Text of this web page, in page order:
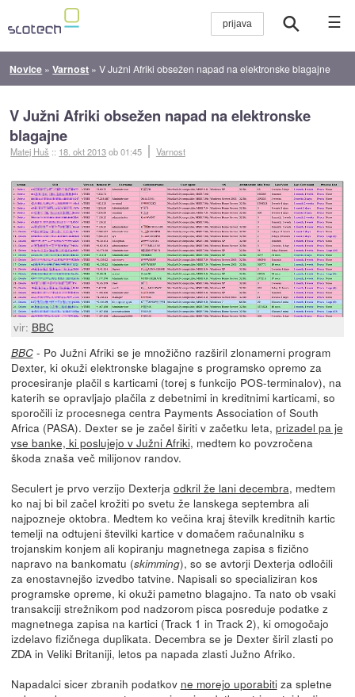
☰
Novice »Varnost »V Južni Afriki obsežen napad na elektronske blagajne
V Južni Afriki obsežen napad na elektronske
blagajne
Matej Huš :: 18. okt 2013ob 01:45 Varnost
vir: BBC
BBC- Po Južni Afriki se je množično razširil zlonamerni program
Dexter, ki okuži elektronske blagajne s programsko opremo za
procesiranje plačil s karticami (torej s funkcijo POS-terminalov), na
katerih se opravljajo plačila z debetnimi in kreditnimi karticami, so
sporočili iz procesnega centra Payments Association of South
Africa (PASA). Dexter se je začel širiti v začetku leta, prizadel pa je
vse banke, ki poslujejo v Južni Afriki, medtem ko povzročena
škoda znaša več milijonov randov.
Seculert je prvo verzijo Dexterja odkril že lani decembra, medtem
ko naj bi bil začel krožiti po svetu že lanskega septembra ali
najpozneje oktobra. Medtem ko večina kraj številk kreditnih kartic
temelji na odtujeni številki kartice v domačem računalniku s
trojanskim konjem ali kopiranju magnetnega zapisa s fizično
napravo na bankomatu (skimming), so se avtorji Dexterja odločili
za enostavnejšo izvedbo tatvine. Napisali so specializiran kos
programske opreme, ki okuži pametno blagajno. Ta nato ob vsaki
transakciji strežnikom pod nadzorom pisca posreduje podatke z
magnetnega zapisa na kartici (Track 1 in Track 2), ki omogočajo
izdelavo fizičnega duplikata. Decembra se je Dexter širil zlasti po
ZDA in Veliki Britaniji, letos pa napada zlasti Južno Afriko.
Napadalci sicer zbranih podatkov ne morejo uporabitiza spletne